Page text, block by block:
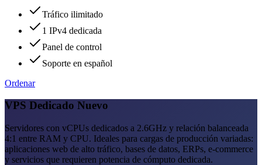
Tráfico ilimitado
1 IPv4 dedicada
Panel de control
Soporte en español
Ordenar
VPS Dedicado Nuevo
Servidores con vCPUs dedicados a 2.6GHz y relación balanceada
4:1 entre RAM y CPU. Ideales para cargas de producción variadas:
aplicaciones web de alto tráfico, bases de datos, ERPs, e-commerce
y servicios que requieren potencia de cómputo dedicada.